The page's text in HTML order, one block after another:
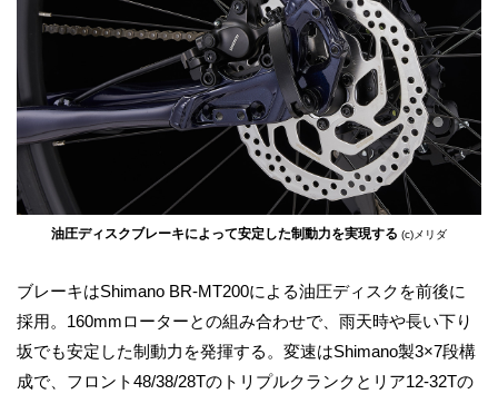
油圧ディスクブレーキによって安定した制動力を実現する (c)メリダ
ブレーキはShimano BR-MT200による油圧ディスクを前後に
採用。160mmローターとの組み合わせで、雨天時や長い下り
坂でも安定した制動力を発揮する。変速はShimano製3×7段構
成で、フロント48/38/28Tのトリプルクランクとリア12-32Tの